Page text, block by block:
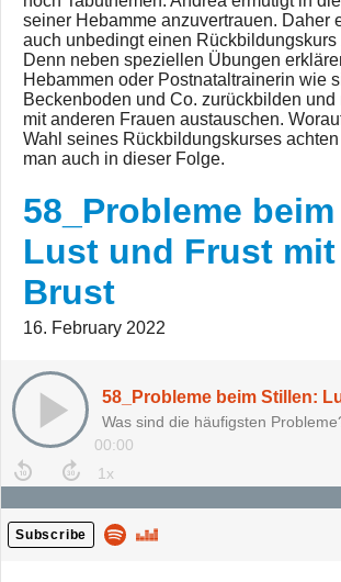
seiner Hebamme anzuvertrauen. Daher
auch unbedingt einen Rückbildungskurs
Denn neben speziellen Übungen
Hebammen oder Postnataltrainerin wie
Beckenboden und Co. zurückbilden und
mit anderen Frauen austauschen.
Wahl seines Rückbildungskurses
man auch in dieser Folge.
58_Probleme
Lust und Frust
Brust
16. February 2022
00:00
Subscribe